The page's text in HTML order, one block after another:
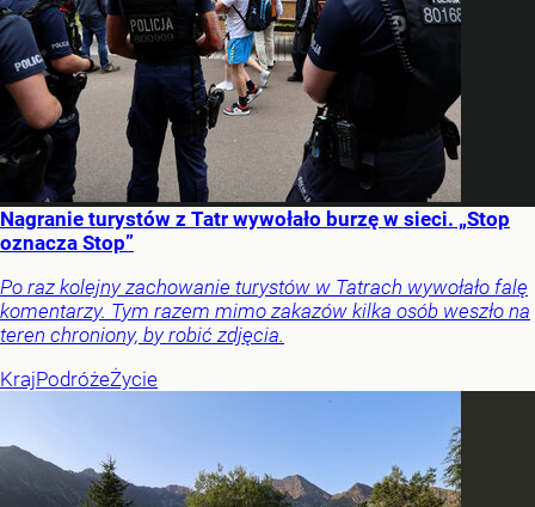
Nagranie turystów z Tatr wywołało burzę w sieci. „Stop
oznacza Stop”
Po raz kolejny zachowanie turystów w Tatrach wywołało falę
komentarzy. Tym razem mimo zakazów kilka osób weszło na
teren chroniony, by robić zdjęcia.
KrajPodróżeŻycie